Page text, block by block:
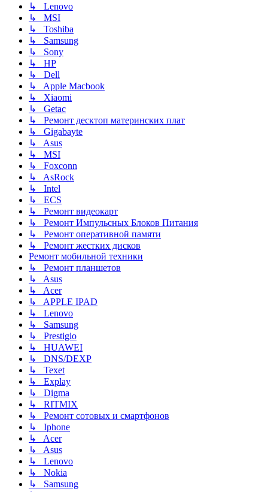
↳ Lenovo
↳ MSI
↳ Toshiba
↳ Samsung
↳ Sony
↳ HP
↳ Dell
↳ Apple Macbook
↳ Xiaomi
↳ Getac
↳ Ремонт десктоп материнских плат
↳ Gigabayte
↳ Asus
↳ MSI
↳ Foxconn
↳ AsRock
↳ Intel
↳ ECS
↳ Ремонт видеокарт
↳ Ремонт Импульсных Блоков Питания
↳ Ремонт оперативной памяти
↳ Ремонт жестких дисков
Ремонт мобильной техники
↳ Ремонт планшетов
↳ Asus
↳ Acer
↳ APPLE IPAD
↳ Lenovo
↳ Samsung
↳ Prestigio
↳ HUAWEI
↳ DNS/DEXP
↳ Texet
↳ Explay
↳ Digma
↳ RITMIX
↳ Ремонт сотовых и смартфонов
↳ Iphone
↳ Acer
↳ Asus
↳ Lenovo
↳ Nokia
↳ Samsung